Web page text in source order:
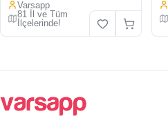
Varsapp
81 İl ve Tüm
İlçelerinde!